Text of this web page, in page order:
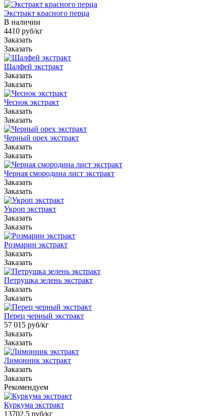
Экстракт красного перца
В наличии
4410 руб/кг
Заказать
Заказать
Шалфей экстракт
Заказать
Заказать
Чеснок экстракт
Заказать
Заказать
Черный орех экстракт
Заказать
Заказать
Черная смородина лист экстракт
Заказать
Заказать
Укроп экстракт
Заказать
Заказать
Розмарин экстракт
Заказать
Заказать
Петрушка зелень экстракт
Заказать
Заказать
Перец черный экстракт
57 015 руб/кг
Заказать
Заказать
Лимонник экстракт
Заказать
Заказать
Рекомендуем
Куркума экстракт
13702,5 руб/кг